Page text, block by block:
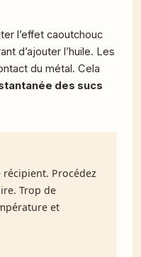
l’effet caoutchouc
d’ajouter l’huile. Les
du métal. Cela
des sucs
Procédez
Trop de
et